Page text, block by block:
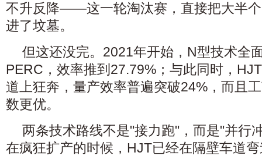
不升反降——这一轮淘汰赛，直接把大半
进了坟墓。
但这还没完。2021年开始，N型技术全
PERC，效率推到27.79%；与此同时，
道上狂奔，量产效率普遍突破24%，而且
数更优。
两条技术路线不是"接力跑"，而是"并
在疯狂扩产的时候，HJT已经在隔壁车道